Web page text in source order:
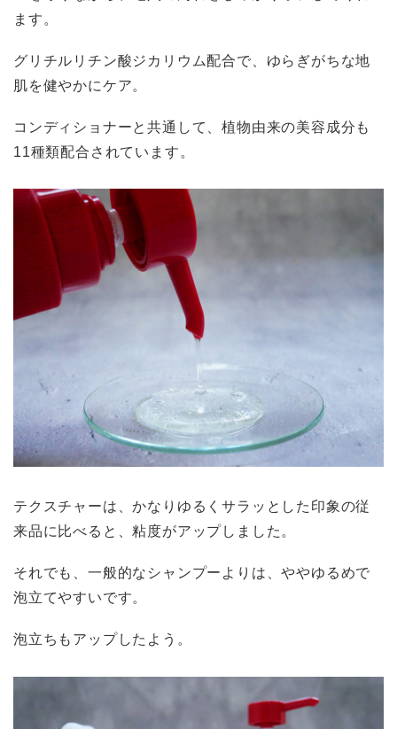
ます。
グリチルリチン酸ジカリウム配合で、ゆらぎがちな地
肌を健やかにケア。
コンディショナーと共通して、植物由来の美容成分も
11種類配合されています。
テクスチャーは、かなりゆるくサラッとした印象の従
来品に比べると、粘度がアップしました。
それでも、一般的なシャンプーよりは、ややゆるめで
泡立てやすいです。
泡立ちもアップしたよう。